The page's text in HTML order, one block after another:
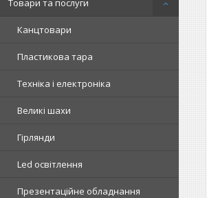
Канцтовари
Пластикова тара
Техніка і електроніка
Великі шахи
Гірлянди
Led освітлення
Презентаційне обладнання